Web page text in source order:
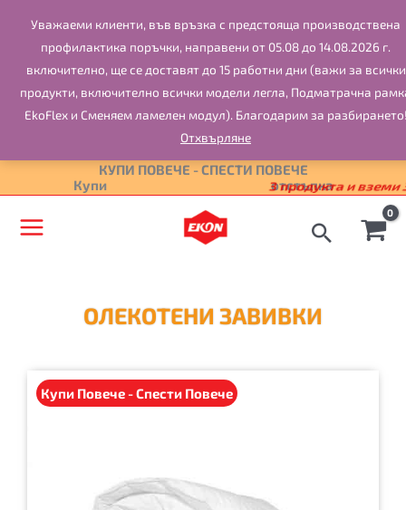
Уважаеми клиенти, във връзка с предстоящa производствена
профилактика поръчки, направени от 05.08 до 14.08.2026 г.
включително, ще се доставят до 15 работни дни (важи за всички
продукти, включително всички модели легла, Подматрачна
EkoFlex и Сменяем ламелен модул). Благодарим за разбирането!
Отхвърляне
content
КУПИ ПОВЕЧЕ - СПЕСТИ ПОВЕЧЕ
Купи
отстъпка
ОЛЕКОТЕНИ ЗАВИВКИ
Купи Повече - Спести Повече